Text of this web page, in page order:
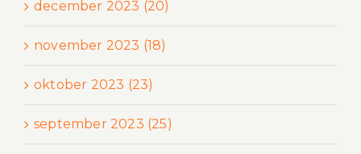
december 2023 (20)
november 2023 (18)
oktober 2023 (23)
september 2023 (25)